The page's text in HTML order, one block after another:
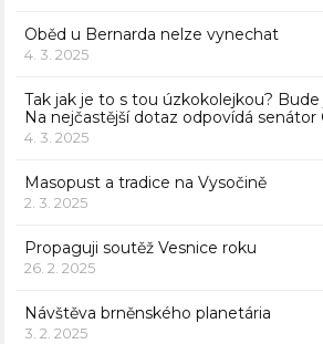
Oběd u Bernarda nelze vynechat
4. 3. 2025
Tak jak je to s tou úzkokolejkou?
Na nejčastější dotaz odpovídá senátor
4. 3. 2025
Masopust a tradice na Vysočině
2. 3. 2025
Propaguji soutěž Vesnice roku
26. 2. 2025
Návštěva brněnského planetária
3. 2. 2025